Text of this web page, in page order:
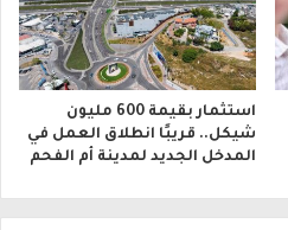
استثمار بقيمة 600 مليون
شيكل.. قريبًا انطلاق العمل في
المدخل الجديد لمدينة أم الفحم